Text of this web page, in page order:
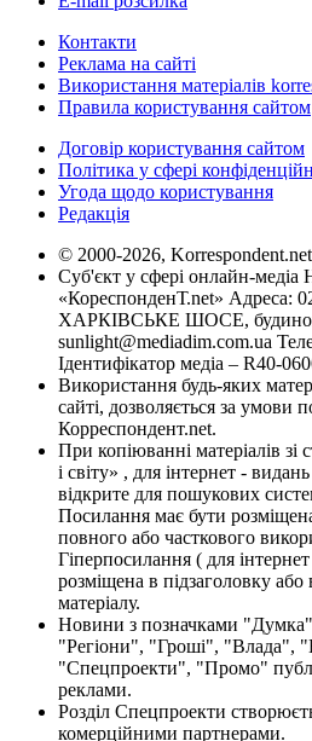
Контакти
Реклама на сайті
Використання матеріалів
Правила користування сайтом
Договір користування сайтом
Політика у сфері
Угода щодо користування
Редакція
© 2000-2026, Korrespondent.net
Суб'єкт у сфері онлайн-медіа
«КореспонденТ.net» Адреса:
ХАРКІВСЬКЕ ШОСЕ, будинок
sunlight@mediadim.com.ua
Ідентифікатор медіа – R40-
Використання будь-яких
сайті, дозволяється за умови
Корреспондент.net.
При копіюванні матеріалів
і світу» , для інтернет -
відкрите для пошукових
Посилання має бути
повного або часткового
Гіперпосилання ( для
розміщена в підзаголовку
матеріалу.
Новини з позначками
"Регіони", "Гроші", "Влада",
"Спецпроекти", "Промо"
реклами.
Розділ Спецпроекти
комерційними партнерами.